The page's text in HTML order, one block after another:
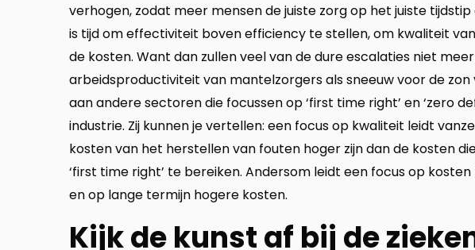
verhogen, zodat meer mensen de juiste zorg op het juiste
is tijd om effectiviteit boven efficiency te stellen, om kwaliteit
de kosten. Want dan zullen veel van de dure escalaties niet
arbeidsproductiviteit van mantelzorgers als sneeuw voor de
aan andere sectoren die focussen op ‘first time right’ en ‘zero
industrie. Zij kunnen je vertellen: een focus op kwaliteit leidt
kosten van het herstellen van fouten hoger zijn dan de kosten
‘first time right’ te bereiken. Andersom leidt een focus op
en op lange termijn hogere kosten.
Kijk de kunst af bij de